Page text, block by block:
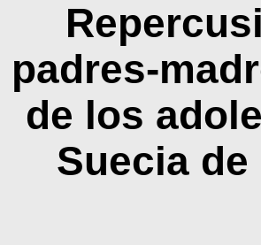
padres-
de los
Suecia